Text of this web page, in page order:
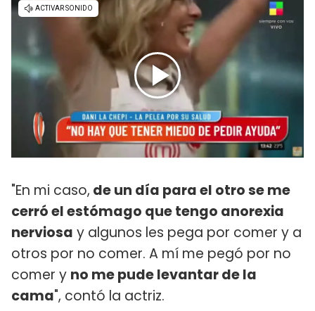
"En mi caso, de un día para el otro se me
cerró el estómago que tengo anorexia
nerviosa y algunos les pega por comer y a
otros por no comer. A mí me pegó por no
comer y no me pude levantar de la
cama", contó la actriz.